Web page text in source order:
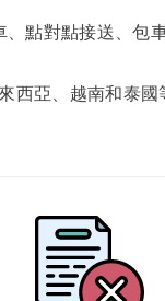
點對點接送、包
西亞、越南和泰